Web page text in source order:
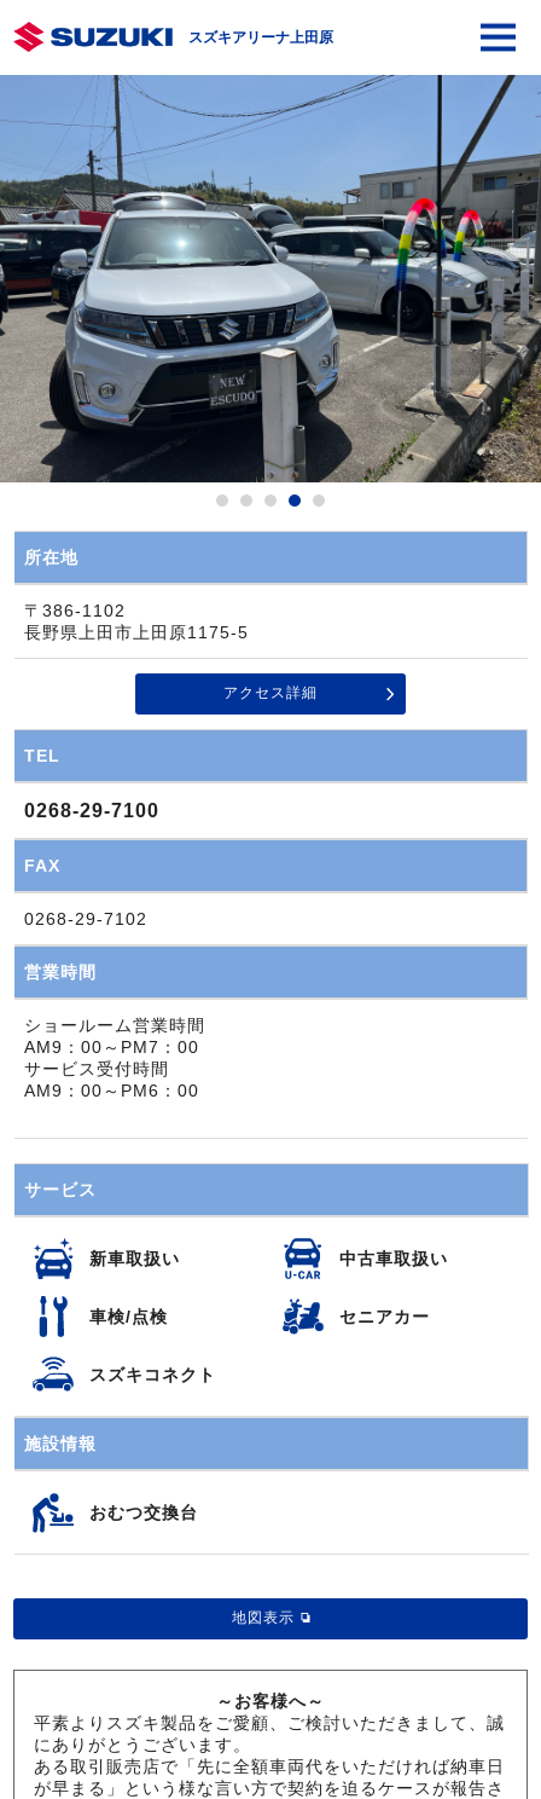
スズキアリーナ上田原
所在地
〒386-1102
長野県上田市上田原1175-5
アクセス詳細
TEL
0268-29-7100
FAX
0268-29-7102
営業時間
ショールーム営業時間
AM9：00～PM7：00
サービス受付時間
AM9：00～PM6：00
サービス
新車取扱い 中古車取扱い
車検/点検 セニアカー
スズキコネクト
施設情報
おむつ交換台
地図表示
～お客様へ～
平素よりスズキ製品をご愛顧、ご検討いただきまして、誠
にありがとうございます。
ある取引販売店で「先に全額車両代をいただければ納車日
が早まる」という様な言い方で契約を迫るケースが報告さ